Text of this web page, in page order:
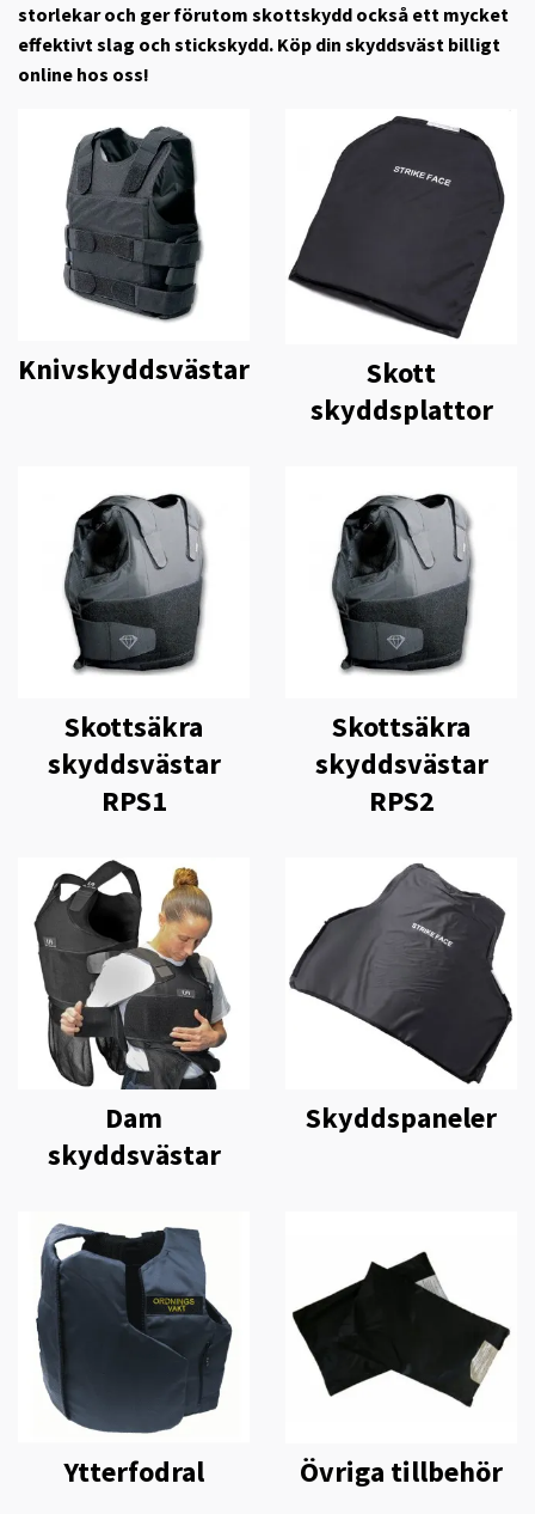
storlekar och ger förutom skottskydd också ett mycket
effektivt slag och stickskydd. Köp din skyddsväst billigt
online hos oss!
Knivskyddsvästar
Skott
skyddsplattor
Skottsäkra
skyddsvästar
RPS1
Skottsäkra
skyddsvästar
RPS2
Dam
skyddsvästar
Skyddspaneler
Ytterfodral Övriga tillbehör